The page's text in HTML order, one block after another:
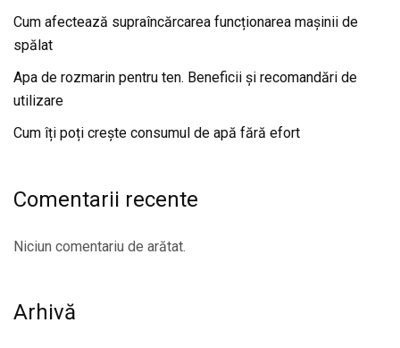
Cum afectează supraîncărcarea funcționarea mașinii de
spălat
Apa de rozmarin pentru ten. Beneficii și recomandări de
utilizare
Cum îți poți crește consumul de apă fără efort
Comentarii recente
Niciun comentariu de arătat.
Arhivă